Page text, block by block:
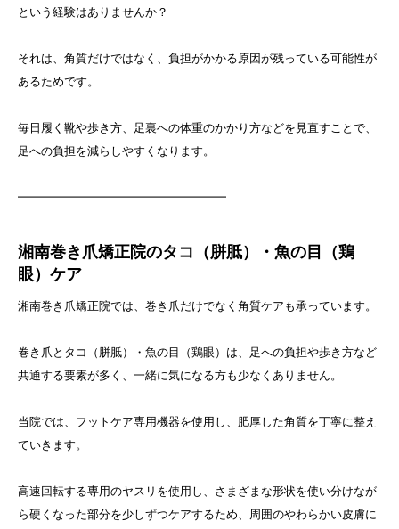
という経験はありませんか？
それは、角質だけではなく、負担がかかる原因が残っている可能性が
あるためです。
毎日履く靴や歩き方、足裏への体重のかかり方などを見直すことで、
足への負担を減らしやすくなります。
━━━━━━━━━━━━━━━━━━
湘南巻き爪矯正院のタコ（胼胝）・魚の目（鶏
眼）ケア
湘南巻き爪矯正院では、巻き爪だけでなく角質ケアも承っています。
巻き爪とタコ（胼胝）・魚の目（鶏眼）は、足への負担や歩き方など
共通する要素が多く、一緒に気になる方も少なくありません。
当院では、フットケア専用機器を使用し、肥厚した角質を丁寧に整え
ていきます。
高速回転する専用のヤスリを使用し、さまざまな形状を使い分けなが
ら硬くなった部分を少しずつケアするため、周囲のやわらかい皮膚に